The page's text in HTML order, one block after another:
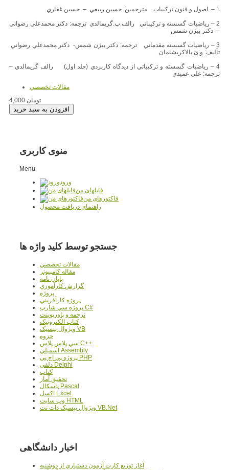
1 – اصول و فنون تركيبات مترجمين: حسين ربيعي – حسين غفاري
2 – رياضيات گسسته و تركيباتي رالف.پ.گريمالدي ترجمه: دكتر محمد‌علي رضواني
– دكتر بيژن شمس
3 – رياضيات گسسته مقدماتي ترجمه: دكتر بيژن شمس- دكتر محمد‌علي رضواني
تأليف: و.ئ.بالاكريشنمان
4 – رياضيات گسسته و تركيباتي از ديدگاه كاربردي (جلد اول) رالف گريمالدي –
ترجمه: علي عميدي
مقالات تخصصي
4,000 تومان
منوی کاربری
Menu
ورود
فایلهای من
فاکتورهای من
راهنمای دریافت محصول
جستجو توسط کلید واژه ها
مقالات تخصصي
مقاله کامپیوتر
پایان نامه
گزارش کارآموزي
پروژه
پروژه کارآفريني
پروژه سي شارپ C#
ترجمه و پاورپوينت
کتاب الکترونيک
ويژوال بيسيک VB
جزوه
سي پلاس پلاس C++
اسمبلي Assembly
پروژه پي اچ پي PHP
دلفي Delphi
کتاب
تحقيق آمار
پاسکال Pascal
اکسل Excel
وب سايت HTML
ويژوال بيسيک دات نت VB.Net
اخبار دانشگاهی
آغاز توزيع کارت آزمون دستياري از دوشنبه